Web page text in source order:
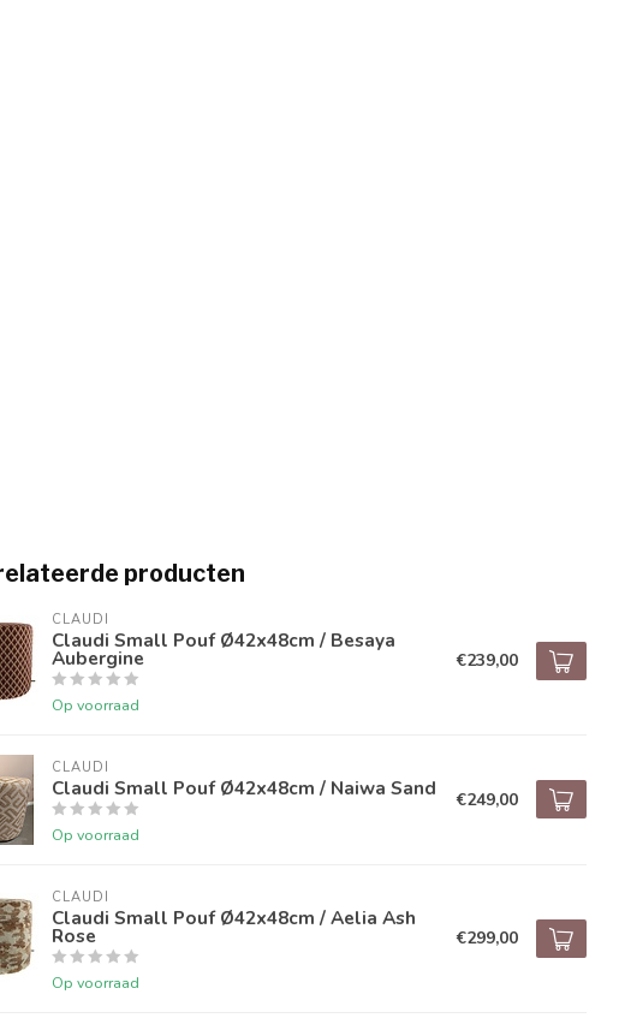
producten
CLAUDI
Claudi Small Pouf Ø42x48cm / Besaya
Aubergine
Op voorraad
€239,00
CLAUDI
Claudi Small Pouf Ø42x48cm / Naiwa Sand
Op voorraad
€249,00
CLAUDI
Claudi Small Pouf Ø42x48cm / Aelia Ash
Rose
Op voorraad
€299,00